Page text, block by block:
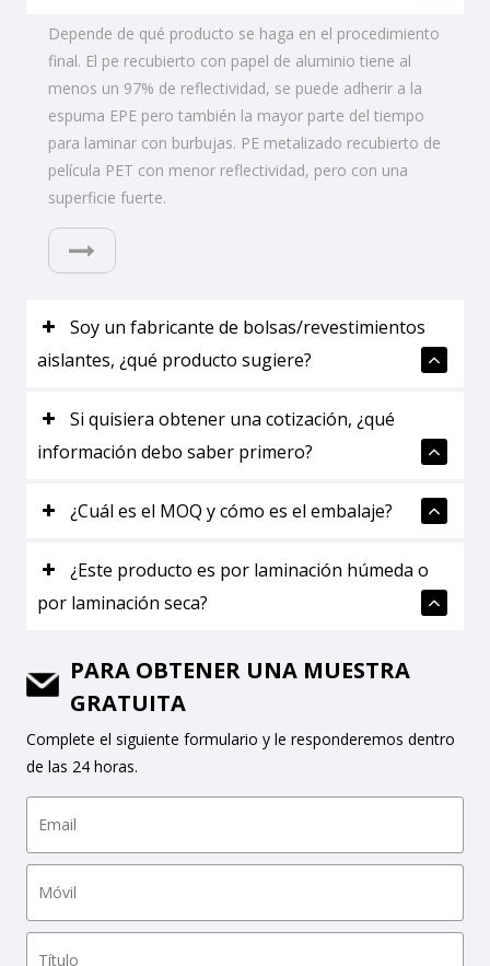
Depende de qué producto se haga en el procedimiento
final. El pe recubierto con papel de aluminio tiene al
menos un 97% de reflectividad, se puede adherir a la
espuma EPE pero también la mayor parte del tiempo
para laminar con burbujas. PE metalizado recubierto de
película PET con menor reflectividad, pero con una
superficie fuerte.
Soy un fabricante de bolsas/revestimientos
aislantes, ¿qué producto sugiere?
Si quisiera obtener una cotización, ¿qué
información debo saber primero?
¿Cuál es el MOQ y cómo es el embalaje?
¿Este producto es por laminación húmeda o
por laminación seca?
PARA OBTENER UNA MUESTRA
GRATUITA
Complete el siguiente formulario y le responderemos dentro
de las 24 horas.